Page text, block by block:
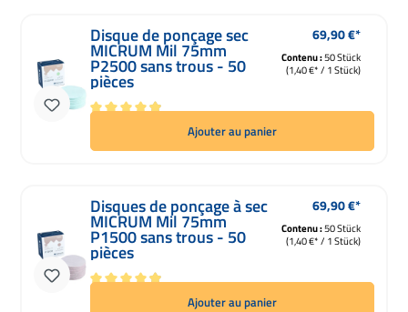
Disque de ponçage sec
MICRUM Mil 75mm
P2500 sans trous - 50
pièces
Note moyenne de 4.88 sur 5 étoiles
Contenu :50 Stück
(1,40 €* / 1 Stück)
Prix régulier :
69,90 €*
Ajouter au panier
Disques de ponçage à sec
MICRUM Mil 75mm
P1500 sans trous - 50
pièces
Note moyenne de 4.88 sur 5 étoiles
Contenu :50 Stück
(1,40 €* / 1 Stück)
Prix régulier :
69,90 €*
Ajouter au panier